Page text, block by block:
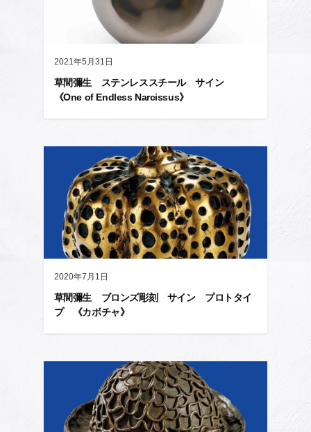
2021年5月31日
草間彌生 ステンレススチール サイン
《One of Endless Narcissus》
2020年7月1日
草間彌生 ブロンズ彫刻 サイン プロトタイ
プ 《カボチャ》